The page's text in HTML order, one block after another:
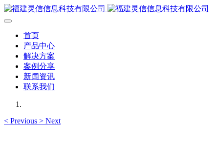
首页
产品中心
解决方案
案例分享
新闻资讯
联系我们
< Previous > Next